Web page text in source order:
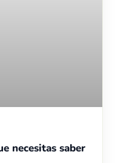
necesitas saber